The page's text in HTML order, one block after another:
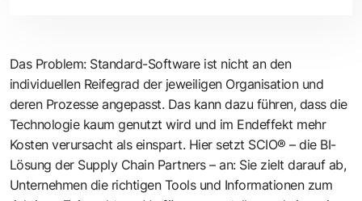
Das Problem: Standard-Software ist nicht an den
individuellen Reifegrad der jeweiligen Organisation und
deren Prozesse angepasst. Das kann dazu führen, dass die
Technologie kaum genutzt wird und im Endeffekt mehr
Kosten verursacht als einspart. Hier setzt SCIO® – die BI-
Lösung der Supply Chain Partners – an: Sie zielt darauf ab,
Unternehmen die richtigen Tools und Informationen zum